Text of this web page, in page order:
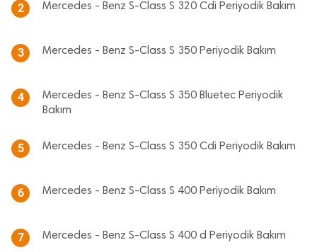
2 Mercedes - Benz S-Class S 320 Cdi Periyodik Bakım
3 Mercedes - Benz S-Class S 350 Periyodik Bakım
4
Mercedes - Benz S-Class S 350 Bluetec Periyodik
Bakım
5 Mercedes - Benz S-Class S 350 Cdi Periyodik Bakım
6 Mercedes - Benz S-Class S 400 Periyodik Bakım
7 Mercedes - Benz S-Class S 400 d Periyodik Bakım